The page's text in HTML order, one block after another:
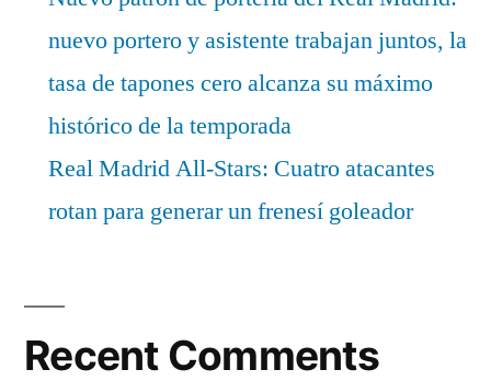
nuevo portero y asistente trabajan juntos, la
tasa de tapones cero alcanza su máximo
histórico de la temporada
Real Madrid All-Stars: Cuatro atacantes
rotan para generar un frenesí goleador
Recent Comments